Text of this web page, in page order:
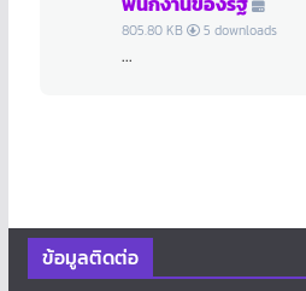
805.80 KB 5 downloads
...
ข้อมูลติดต่อ